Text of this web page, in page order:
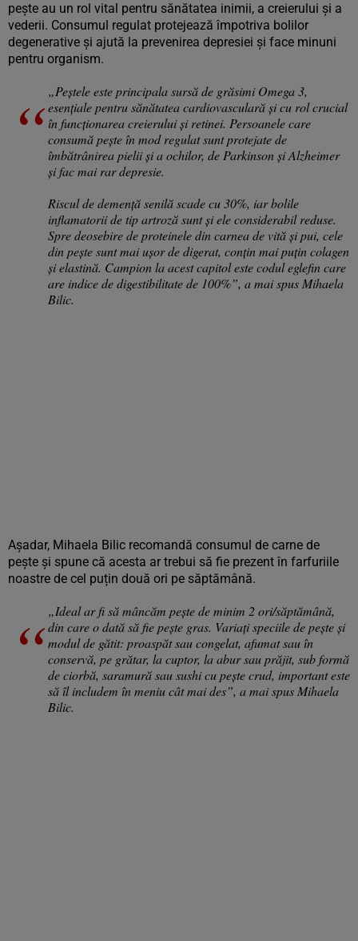
pește au un rol vital pentru sănătatea inimii, a creierului și a
vederii. Consumul regulat protejează împotriva bolilor
degenerative și ajută la prevenirea depresiei și face minuni
pentru organism.
„Peștele este principala sursă de grăsimi Omega 3,
esențiale pentru sănătatea cardiovasculară și cu rol crucial
în funcționarea creierului și retinei. Persoanele care
consumă pește în mod regulat sunt protejate de
îmbătrânirea pielii și a ochilor, de Parkinson și Alzheimer
și fac mai rar depresie.
Riscul de demență senilă scade cu 30%, iar bolile
inflamatorii de tip artroză sunt și ele considerabil reduse.
Spre deosebire de proteinele din carnea de vită și pui, cele
din pește sunt mai ușor de digerat, conțin mai puțin colagen
și elastină. Campion la acest capitol este codul eglefin care
are indice de digestibilitate de 100%”, a mai spus Mihaela
Bilic.
Așadar, Mihaela Bilic recomandă consumul de carne de
pește și spune că acesta ar trebui să fie prezent în farfuriile
noastre de cel puțin două ori pe săptămână.
„Ideal ar fi să mâncăm pește de minim 2 ori/săptămână,
din care o dată să fie pește gras. Variați speciile de pește și
modul de gătit: proaspăt sau congelat, afumat sau în
conservă, pe grătar, la cuptor, la abur sau prăjit, sub formă
de ciorbă, saramură sau sushi cu pește crud, important este
să îl includem în meniu cât mai des”, a mai spus Mihaela
Bilic.